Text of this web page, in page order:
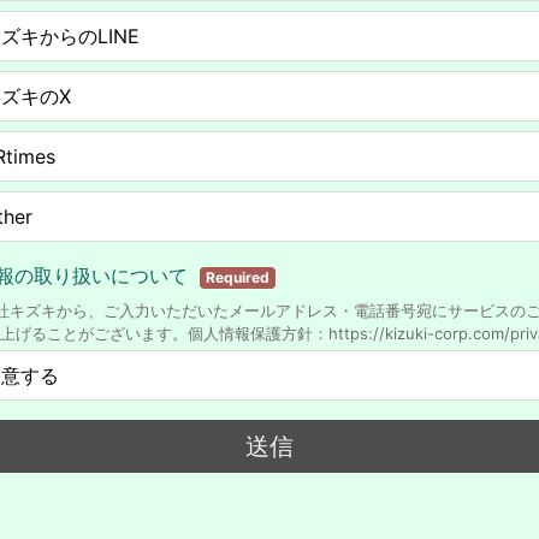
キからのLINE
キのX
の取り扱いについて Required
キズキから、ご入力いただいたメールアドレス・電話番号宛にサービスの
げることがございます。個人情報保護方針：https://kizuki-corp.com/
する
送信